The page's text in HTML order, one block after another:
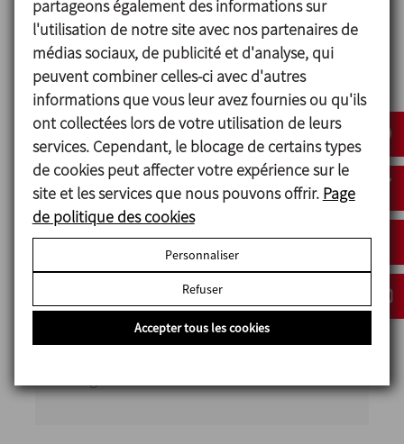
Caractéristiques de
l'installation
L’installation se compose de cuves de
mélange et d’équipements NEP, ainsi que
de systèmes avec un haut niveau
d’automatisation, à commande par
API Allen-Bradley, avec des exigences de
redondance particulières.
Pour cette installation, des composants
fabriqués par INOXPA ont été utilisés, tels
que des pompes centrifuges, des
mélangeurs, des vannes à siège et anti-
partageons également des informations sur
l'utilisation de notre site avec nos partenaires de
médias sociaux, de publicité et d'analyse, qui
peuvent combiner celles-ci avec d'autres
informations que vous leur avez fournies ou qu'ils
ont collectées lors de votre utilisation de leurs
services. Cependant, le blocage de certains types
de cookies peut affecter votre expérience sur le
site et les services que nous pouvons offrir. Page
de politique des cookies
Personnaliser
Refuser
Accepter tous les cookies